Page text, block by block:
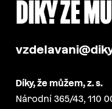
Díky, že můžem, z. s.
Národní 365/43, 110